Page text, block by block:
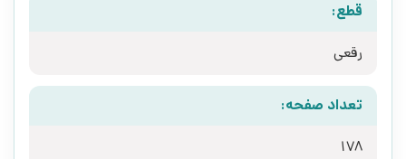
قطع:
رقعی
تعداد صفحه:
178